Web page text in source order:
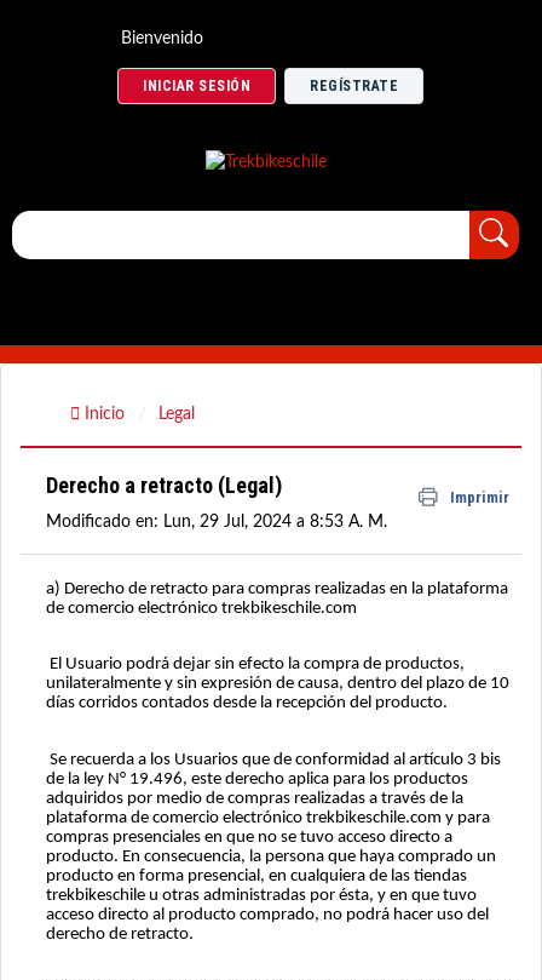
Bienvenido
INICIAR SESIÓN REGÍSTRATE
Inicio Legal
Derecho a retracto (Legal) Imprimir
Modificado en: Lun, 29 Jul, 2024 a 8:53 A. M.
a) Derecho de retracto para compras realizadas en la plataforma
de comercio electrónico trekbikeschile.com
El Usuario podrá dejar sin efecto la compra de productos,
unilateralmente y sin expresión de causa, dentro del plazo de 10
días corridos contados desde la recepción del producto.
Se recuerda a los Usuarios que de conformidad al artículo 3 bis
de la ley N° 19.496, este derecho aplica para los productos
adquiridos por medio de compras realizadas a través de la
plataforma de comercio electrónico trekbikeschile.com y para
compras presenciales en que no se tuvo acceso directo a
producto. En consecuencia, la persona que haya comprado un
producto en forma presencial, en cualquiera de las tiendas
trekbikeschile u otras administradas por ésta, y en que tuvo
acceso directo al producto comprado, no podrá hacer uso del
derecho de retracto.